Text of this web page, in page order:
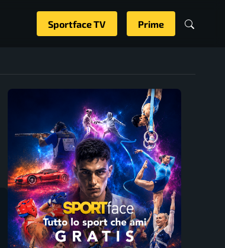
Sportface TV Prime